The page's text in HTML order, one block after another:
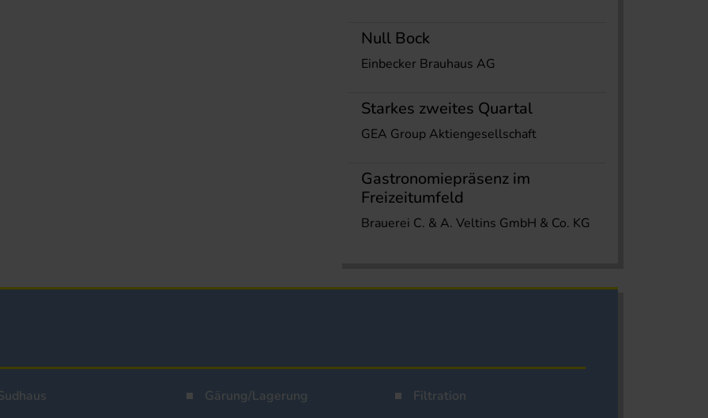
Null Bock
Einbecker Brauhaus AG
Starkes zweites Quartal
GEA Group Aktiengesellschaft
Gastronomiepräsenz im
Freizeitumfeld
Brauerei C. & A. Veltins GmbH & Co. KG
Gärung/Lagerung
Filtration